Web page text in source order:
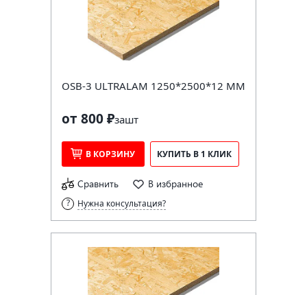
OSB-3 ULTRALAM 1250*2500*12 ММ
от 800 ₽зашт
В КОРЗИНУ КУПИТЬ В 1 КЛИК
Сравнить В избранное
Нужна консультация?